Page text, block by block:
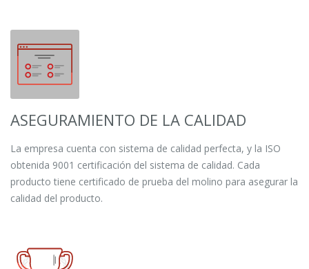
ASEGURAMIENTO DE LA CALIDAD
La empresa cuenta con sistema de calidad perfecta, y la ISO
obtenida 9001 certificación del sistema de calidad. Cada
producto tiene certificado de prueba del molino para asegurar la
calidad del producto.